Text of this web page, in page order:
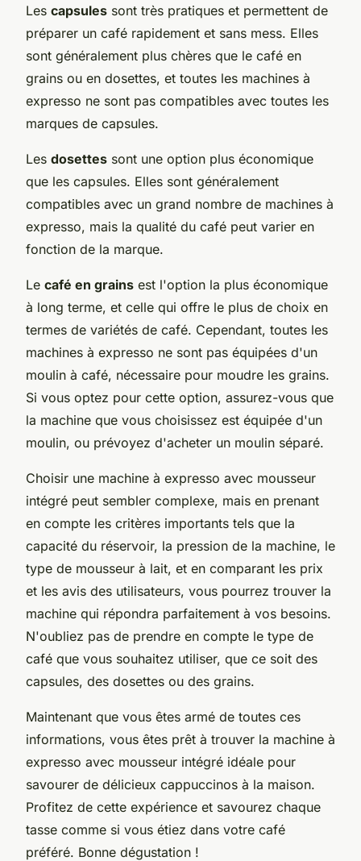
Les capsules sont très pratiques et permettent de
préparer un café rapidement et sans mess. Elles
sont généralement plus chères que le café en
grains ou en dosettes, et toutes les machines à
expresso ne sont pas compatibles avec toutes les
marques de capsules.
Les dosettes sont une option plus économique
que les capsules. Elles sont généralement
compatibles avec un grand nombre de machines à
expresso, mais la qualité du café peut varier en
fonction de la marque.
Le café en grains est l'option la plus économique
à long terme, et celle qui offre le plus de choix en
termes de variétés de café. Cependant, toutes les
machines à expresso ne sont pas équipées d'un
moulin à café, nécessaire pour moudre les grains.
Si vous optez pour cette option, assurez-vous que
la machine que vous choisissez est équipée d'un
moulin, ou prévoyez d'acheter un moulin séparé.
Choisir une machine à expresso avec mousseur
intégré peut sembler complexe, mais en prenant
en compte les critères importants tels que la
capacité du réservoir, la pression de la machine, le
type de mousseur à lait, et en comparant les prix
et les avis des utilisateurs, vous pourrez trouver la
machine qui répondra parfaitement à vos besoins.
N'oubliez pas de prendre en compte le type de
café que vous souhaitez utiliser, que ce soit des
capsules, des dosettes ou des grains.
Maintenant que vous êtes armé de toutes ces
informations, vous êtes prêt à trouver la machine à
expresso avec mousseur intégré idéale pour
savourer de délicieux cappuccinos à la maison.
Profitez de cette expérience et savourez chaque
tasse comme si vous étiez dans votre café
préféré. Bonne dégustation !